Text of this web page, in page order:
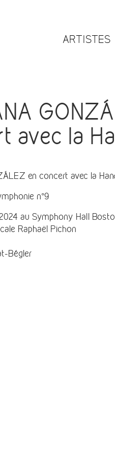
ARTISTES
avec la
en concert avec la
n°9
au Symphony Hall
Raphaël Pichon
Bégler